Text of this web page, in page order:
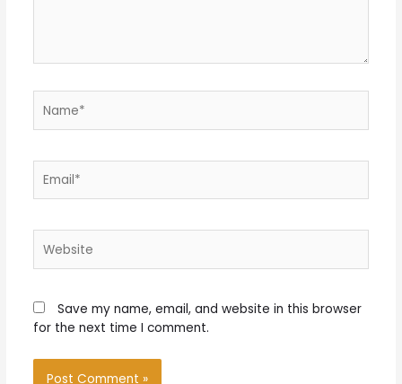
Save my name, email, and website in this browser
for the next time I comment.